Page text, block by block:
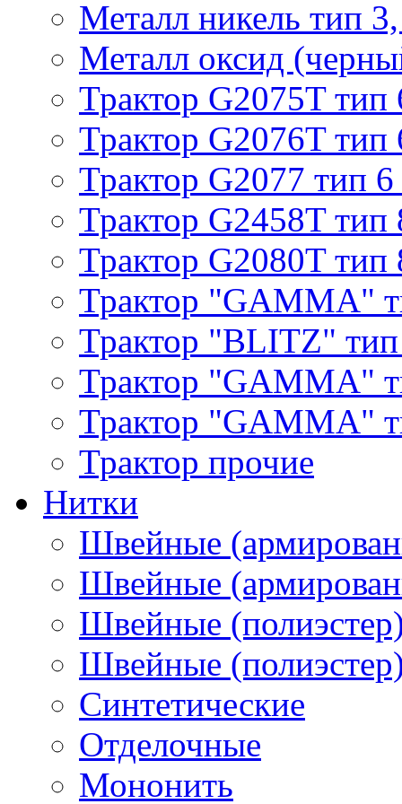
Металл никель тип
Металл оксид
Трактор G2075T тип
Трактор G2076T тип
Трактор G2077 тип 6
Трактор G2458T тип
Трактор G2080T тип
Трактор "GAMMA"
Трактор "BLITZ"
Трактор "GAMMA"
Трактор "GAMMA"
Трактор прочие
Нитки
Швейные
Швейные
Швейные
Швейные
Синтетические
Отделочные
Мононить